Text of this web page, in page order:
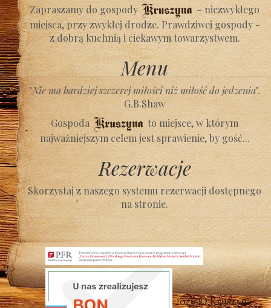
Zapraszamy do gospody
– niezwykłego
miejsca, przy zwykłej drodze. Prawdziwej gospody -
z dobrą kuchnią i ciekawym towarzystwem.
Menu
"Nie ma bardziej szczerej miłości niż miłość do jedzenia".
G.B.Shaw
Gospoda
to miejsce, w którym
najważniejszym celem jest sprawienie, by gość...
Rezerwacje
Skorzystaj z naszego systemu rezerwacji dostępnego
na stronie.
2026 © Kruszyna